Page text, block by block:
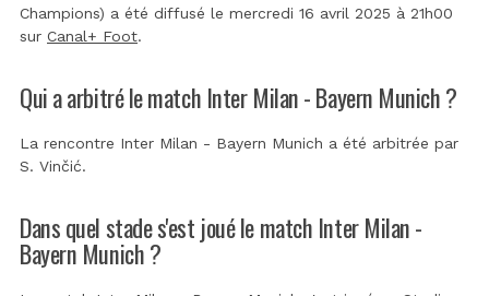
Champions) a été diffusé le mercredi 16 avril 2025 à 21h00
sur Canal+ Foot.
Qui a arbitré le match Inter Milan - Bayern Munich ?
La rencontre Inter Milan - Bayern Munich a été arbitrée par
S. Vinčić.
Dans quel stade s'est joué le match Inter Milan -
Bayern Munich ?